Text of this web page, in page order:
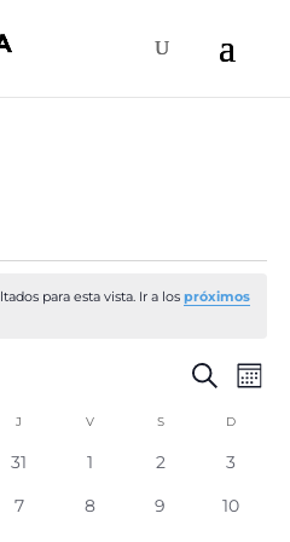
para esta vista. Ir a los próximos
vistas
Buscar
de
Mes
J VVIERNES SSÁBADO D
0
31
01
0
2
0
3
0
7
0
8
0
9
0
10